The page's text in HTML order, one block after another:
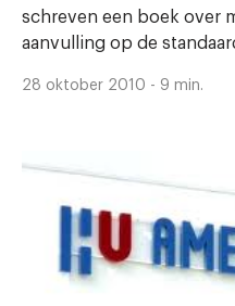
schreven een boek over
aanvulling op de
28 oktober 2010 - 9 min.